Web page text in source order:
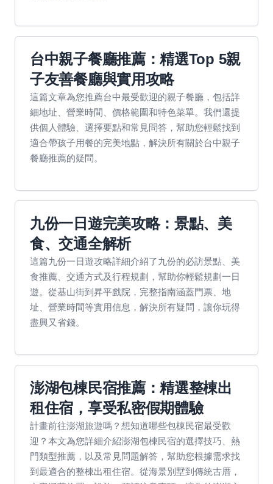
台中親子餐廳推薦：精選Top 5親
子友善餐廳與實用攻略
這篇文章為您推薦台中最受歡迎的親子餐廳，包括詳
細地址、營業時間、價格範圍和特色菜單。我們還提
供個人體驗、選擇要點和常見問答，幫助您輕鬆找到
適合帶孩子用餐的完美地點，解決所有關於台中親子
餐廳推薦的疑問。
九份一日遊完美攻略：景點、美
食、交通全解析
這篇九份一日遊攻略詳細介紹了九份的必訪景點、美
食推薦、交通方式及行程規劃，幫助你輕鬆規劃一日
遊。從基山街到昇平戲院，完整指南涵蓋門票、地
址、營業時間等實用信息，解決所有疑問，讓你玩得
盡興又省錢。
澎湖包棟民宿推薦：精選整棟出
租住宿，享受私密假期體驗
計畫前往澎湖旅遊嗎？想知道哪些包棟民宿最受歡
迎？本文為您詳細介紹澎湖包棟民宿的選擇技巧、熱
門類型推薦，以及常見問題解答，幫助您根據需求找
到最適合的整棟出租住宿。從海景別墅到傳統古厝，